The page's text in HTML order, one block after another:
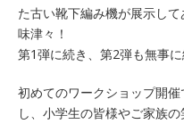
た古い靴下編み機が展示し
味津々！
第1弾に続き、第2弾も無事に
初めてのワークショップ開
し、小学生の皆様やご家族